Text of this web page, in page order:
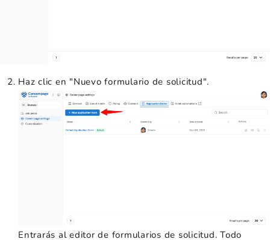
Haz clic en "Nuevo formulario de solicitud".
Entrarás al editor de formularios de solicitud. Todo